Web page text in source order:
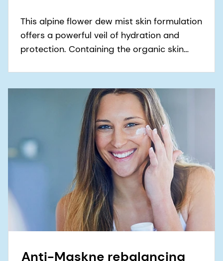
This alpine flower dew mist skin formulation
offers a powerful veil of hydration and
protection. Containing the organic skin
Anti-Maskne rebalancing